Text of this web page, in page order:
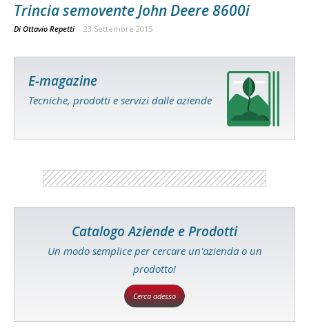
Trincia semovente John Deere 8600i
Di Ottavio Repetti - 23 Settembre 2015
E-magazine
Tecniche, prodotti e servizi dalle aziende
Catalogo Aziende e Prodotti
Un modo semplice per cercare un'azienda o un
prodotto!
Cerca adesso